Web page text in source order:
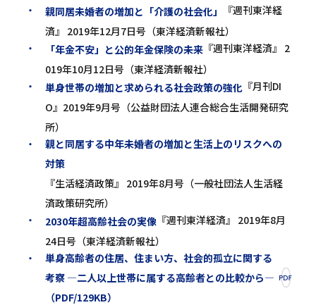
親同居未婚者の増加と「介護の社会化」
『週刊東洋経
済』 2019年12月7日号（東洋経済新報社）
「年金不安」と公的年金保険の未来『週刊東洋経済』 2
019年10月12日号（東洋経済新報社）
単身世帯の増加と求められる社会政策の強化 『月刊DI
O』2019年9月号（公益財団法人連合総合生活開発研究
所）
親と同居する中年未婚者の増加と生活上のリスクへの
対策
『生活経済政策』 2019年8月号（一般社団法人生活経
済政策研究所）
2030年超高齢社会の実像『週刊東洋経済』 2019年8月
24日号（東洋経済新報社）
単身高齢者の住居、住まい方、社会的孤立に関する
考察 ―二人以上世帯に属する高齢者との比較から―
（PDF/129KB）